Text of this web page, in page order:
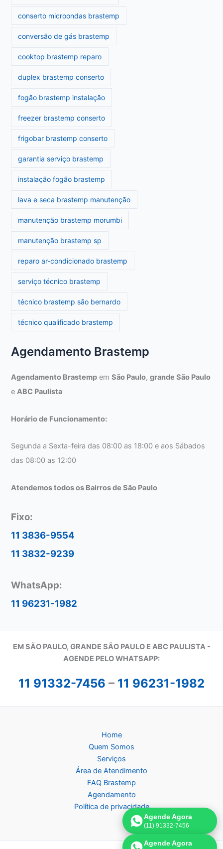
conserto microondas brastemp
conversão de gás brastemp
cooktop brastemp reparo
duplex brastemp conserto
fogão brastemp instalação
freezer brastemp conserto
frigobar brastemp conserto
garantia serviço brastemp
instalação fogão brastemp
lava e seca brastemp manutenção
manutenção brastemp morumbi
manutenção brastemp sp
reparo ar-condicionado brastemp
serviço técnico brastemp
técnico brastemp são bernardo
técnico qualificado brastemp
Agendamento Brastemp
Agendamento Brastemp emSão Paulo,grande São Paulo
eABC Paulista
Horário de Funcionamento:
Segunda a Sexta-feira das 08:00 as 18:00 e aos Sábados
das 08:00 as 12:00
Atendemos todos os Bairros de São Paulo
Fixo:
11 3836-9554
11 3832-9239
WhatsApp:
11 96231-1982
EM SÃO PAULO, GRANDE SÃO PAULO E ABC PAULISTA -
AGENDE PELO WHATSAPP:
11 91332-7456 – 11 96231-1982
Home
Quem Somos
Serviços
Área de Atendimento
FAQ Brastemp
Agendamento
Política de privacidade
Agende Agora
(11) 91332-7456
Agende Agora